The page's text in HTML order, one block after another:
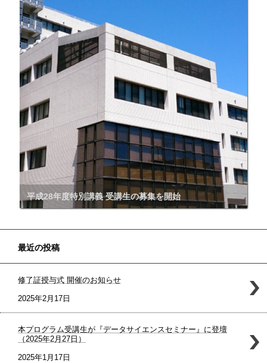
平成28年度特別講義 受講生の募集を開始
最近の投稿
修了証授与式 開催のお知らせ
2025年2月17日
本プログラム受講生が『データサイエンスセミナー』に登壇
（2025年2月27日）
2025年1月17日